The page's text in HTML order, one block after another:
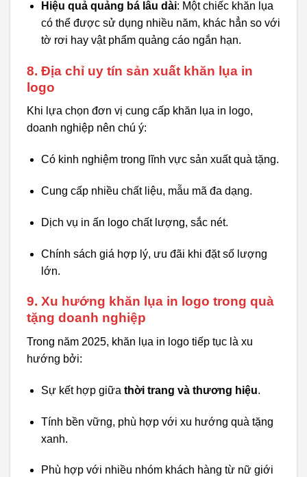
Hiệu quả quảng bá lâu dài: Một chiếc khăn lụa
có thể được sử dụng nhiều năm, khác hẳn so với
tờ rơi hay vật phẩm quảng cáo ngắn hạn.
8. Địa chỉ uy tín sản xuất khăn lụa in
logo
Khi lựa chọn đơn vị cung cấp khăn lụa in logo,
doanh nghiệp nên chú ý:
Có kinh nghiệm trong lĩnh vực sản xuất quà tặng.
Cung cấp nhiều chất liệu, mẫu mã đa dạng.
Dịch vụ in ấn logo chất lượng, sắc nét.
Chính sách giá hợp lý, ưu đãi khi đặt số lượng
lớn.
9. Xu hướng khăn lụa in logo trong quà
tặng doanh nghiệp
Trong năm 2025, khăn lụa in logo tiếp tục là xu
hướng bởi:
Sự kết hợp giữa thời trang và thương hiệu.
Tính bền vững, phù hợp với xu hướng quà tặng
xanh.
Phù hợp với nhiều nhóm khách hàng từ nữ giới